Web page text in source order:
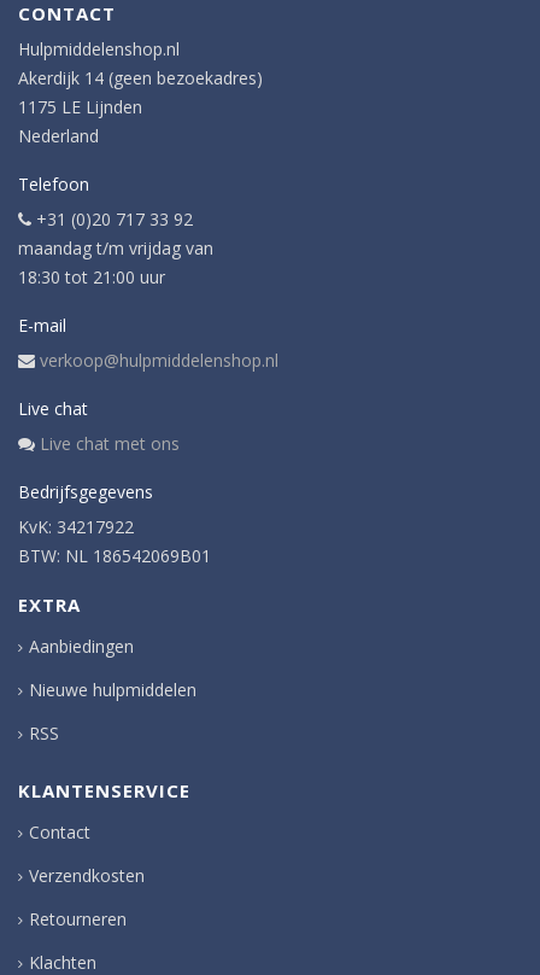
CONTACT
Hulpmiddelenshop.nl
Akerdijk 14 (geen bezoekadres)
1175 LE Lijnden
Nederland
Telefoon
+31 (0)20 717 33 92
maandag t/m vrijdag van
18:30 tot 21:00 uur
E-mail
verkoop@hulpmiddelenshop.nl
Live chat
Live chat met ons
Bedrijfsgegevens
KvK: 34217922
BTW: NL 186542069B01
EXTRA
Aanbiedingen
Nieuwe hulpmiddelen
RSS
KLANTENSERVICE
Contact
Verzendkosten
Retourneren
Klachten